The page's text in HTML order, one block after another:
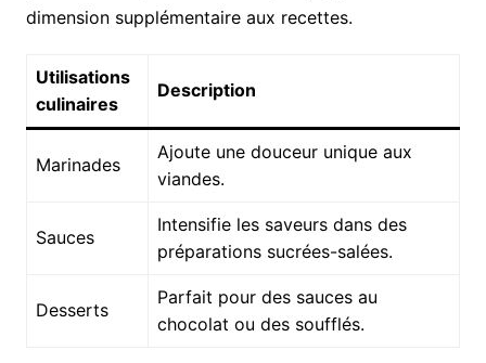
dimension supplémentaire aux recettes.
Utilisations
culinaires
Description
Marinades
Ajoute une douceur unique aux
viandes.
Sauces
Intensifie les saveurs dans des
préparations sucrées-salées.
Desserts
Parfait pour des sauces au
chocolat ou des soufflés.